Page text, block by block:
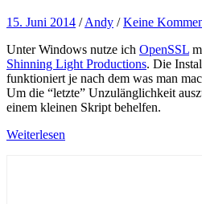
15. Juni 2014 /Andy /Keine
Unter Windows nutze ich OpenSSL
Shinning Light Productions. Die
funktioniert je nach dem was man
Um die “letzte” Unzulänglichkeit
einem kleinen Skript behelfen.
Weiterlesen